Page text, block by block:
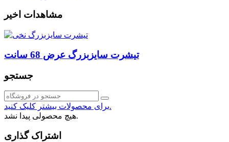
مشاهدات اخیر
تیشرت سایزبزرگ عرض 68 سانت
جستجو
برای محصولات بیشتر کلیک کنید.
هیچ محصولی پیدا نشد.
اشتراک گذاری